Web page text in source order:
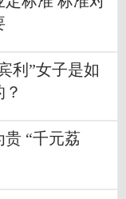
利”女子是如
“千元荔